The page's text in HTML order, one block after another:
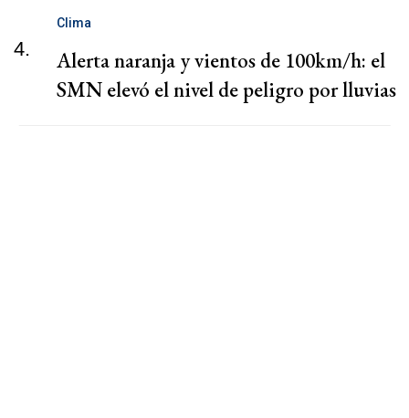
4.
Clima
Alerta naranja y vientos de 100km/h: el
SMN elevó el nivel de peligro por lluvias